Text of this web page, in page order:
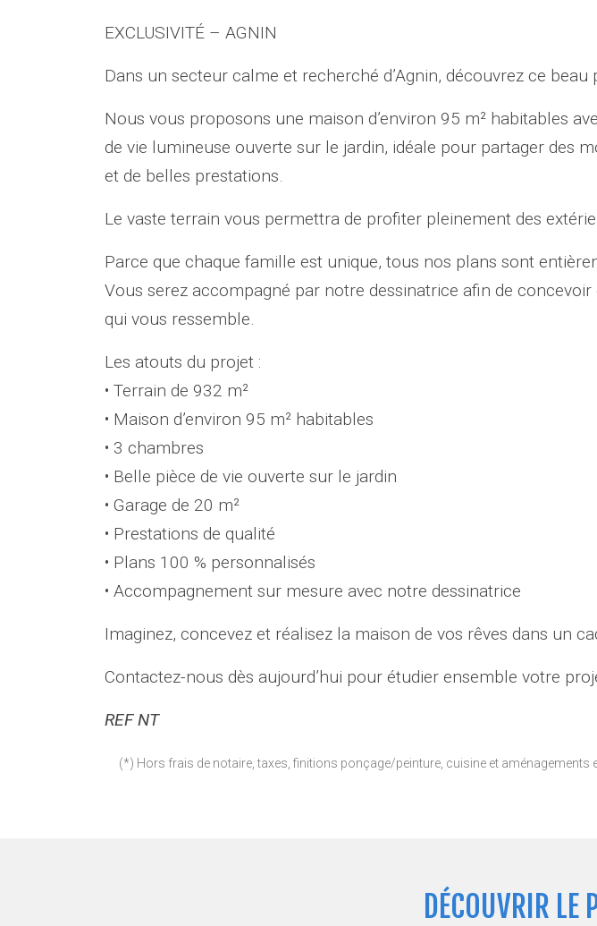
EXCLUSIVITÉ – AGNIN
Dans un secteur calme et recherché d’Agnin, découvrez ce
Nous vous proposons une maison d’environ 95 m² habitables
de vie lumineuse ouverte sur le jardin, idéale pour partager des
et de belles prestations.
Le vaste terrain vous permettra de profiter pleinement des
Parce que chaque famille est unique, tous nos plans sont
Vous serez accompagné par notre dessinatrice afin de
qui vous ressemble.
Les atouts du projet :
• Terrain de 932 m²
• Maison d’environ 95 m² habitables
• 3 chambres
• Belle pièce de vie ouverte sur le jardin
• Garage de 20 m²
• Prestations de qualité
• Plans 100 % personnalisés
• Accompagnement sur mesure avec notre dessinatrice
Imaginez, concevez et réalisez la maison de vos rêves dans un
Contactez-nous dès aujourd’hui pour étudier ensemble votre
REF NT
(*) Hors frais de notaire, taxes, finitions ponçage/peinture, cuisine et aménagements
DÉCOUVRIR LE